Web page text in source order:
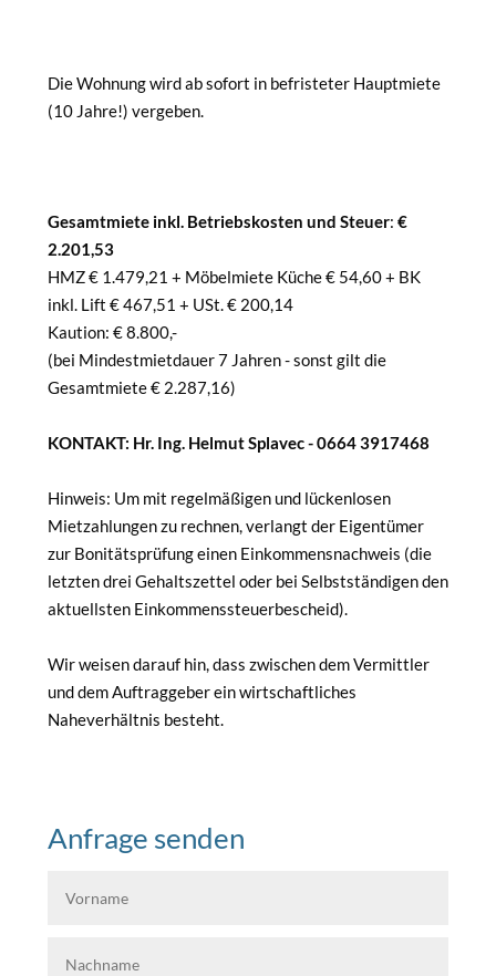
Die Wohnung wird ab sofort in befristeter Hauptmiete
(10 Jahre!) vergeben.
Gesamtmiete inkl. Betriebskosten und Steuer: €
2.201,53
HMZ € 1.479,21 + Möbelmiete Küche € 54,60 + BK
inkl. Lift € 467,51 + USt. € 200,14
Kaution: € 8.800,-
(bei Mindestmietdauer 7 Jahren - sonst gilt die
Gesamtmiete € 2.287,16)
KONTAKT: Hr. Ing. Helmut Splavec - 0664 3917468
Hinweis: Um mit regelmäßigen und lückenlosen
Mietzahlungen zu rechnen, verlangt der Eigentümer
zur Bonitätsprüfung einen Einkommensnachweis (die
letzten drei Gehaltszettel oder bei Selbstständigen den
aktuellsten Einkommenssteuerbescheid).
Wir weisen darauf hin, dass zwischen dem Vermittler
und dem Auftraggeber ein wirtschaftliches
Naheverhältnis besteht.
Anfrage senden